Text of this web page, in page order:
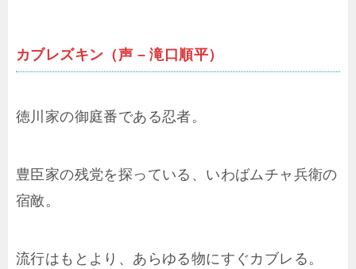
カブレズキン（声 – 滝口順平）
徳川家の御庭番である忍者。
豊臣家の残党を探っている、いわばムチャ兵衛の
宿敵。
流行はもとより、あらゆる物にすぐカブレる。